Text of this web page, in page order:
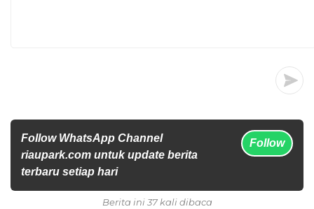
Follow WhatsApp Channel
riaupark.com untuk update berita
terbaru setiap hari
Follow
Berita ini 37 kali dibaca